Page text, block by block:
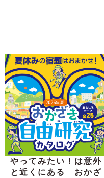
やってみたい！は意外
と近くにある おかざ